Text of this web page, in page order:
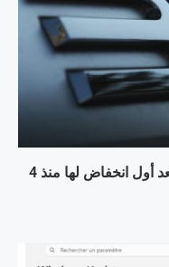
شركة BYD تحذر صناعة السيارات بعد أول انخفاض لها منذ 4